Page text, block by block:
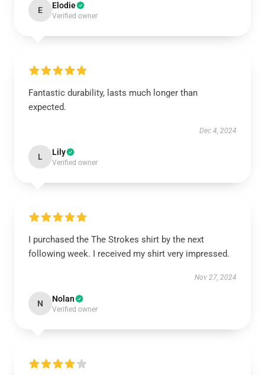
E Elodie
Verified owner
Fantastic durability, lasts much longer than
expected.
Dec 4, 2024
L Lily
Verified owner
I purchased the The Strokes shirt by the next
following week. I received my shirt very impressed.
Nov 27, 2024
N Nolan
Verified owner